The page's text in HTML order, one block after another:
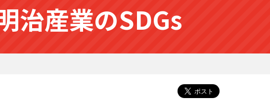
治産業のSDGs